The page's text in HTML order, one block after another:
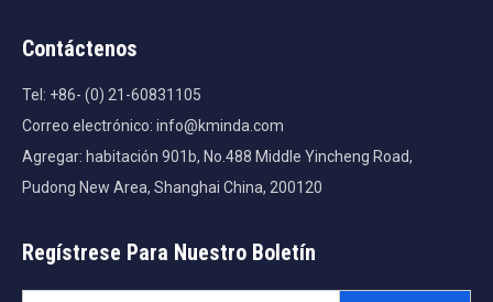
Contáctenos
Tel: +86- (0) 21-60831105
Correo electrónico: info@kminda.com
Agregar: habitación 901b, No.488 Middle Yincheng Road,
Pudong New Area, Shanghai China, 200120
Regístrese Para Nuestro Boletín